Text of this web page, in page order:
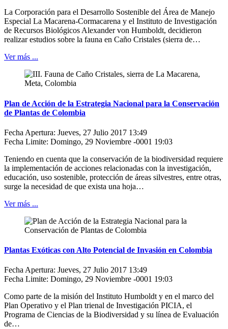
La Corporación para el Desarrollo Sostenible del Área de Manejo
Especial La Macarena-Cormacarena y el Instituto de Investigación
de Recursos Biológicos Alexander von Humboldt, decidieron
realizar estudios sobre la fauna en Caño Cristales (sierra de…
Ver más ...
Plan de Acción de la Estrategia Nacional para la Conservación
de Plantas de Colombia
Fecha Apertura: Jueves, 27 Julio 2017 13:49
Fecha Limite: Domingo, 29 Noviembre -0001 19:03
Teniendo en cuenta que la conservación de la biodiversidad requiere
la implementación de acciones relacionadas con la investigación,
educación, uso sostenible, protección de áreas silvestres, entre otras,
surge la necesidad de que exista una hoja…
Ver más ...
Plantas Exóticas con Alto Potencial de Invasión en Colombia
Fecha Apertura: Jueves, 27 Julio 2017 13:49
Fecha Limite: Domingo, 29 Noviembre -0001 19:03
Como parte de la misión del Instituto Humboldt y en el marco del
Plan Operativo y el Plan trienal de Investigación PICIA, el
Programa de Ciencias de la Biodiversidad y su línea de Evaluación
de…